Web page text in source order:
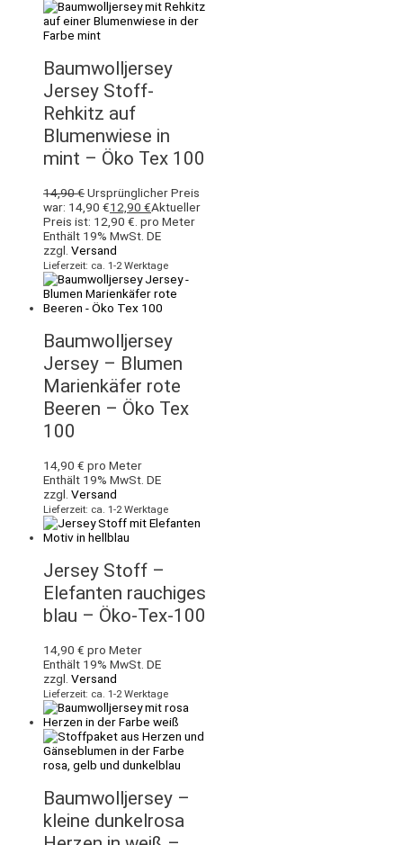
Baumwolljersey
Jersey Stoff-
Rehkitz auf
Blumenwiese in
mint – Öko Tex 100
14,90€Ursprünglicher Preis
war: 14,90 €12,90 €Aktueller
Preis ist: 12,90 €. pro Meter
Enthält 19% MwSt. DE
zzgl. Versand
Lieferzeit: ca. 1-2 Werktage
Baumwolljersey
Jersey – Blumen
Marienkäfer rote
Beeren – Öko Tex
100
14,90 € pro Meter
Enthält 19% MwSt. DE
zzgl. Versand
Lieferzeit: ca. 1-2 Werktage
Jersey Stoff –
Elefanten rauchiges
blau – Öko-Tex-100
14,90 € pro Meter
Enthält 19% MwSt. DE
zzgl. Versand
Lieferzeit: ca. 1-2 Werktage
Baumwolljersey –
kleine dunkelrosa